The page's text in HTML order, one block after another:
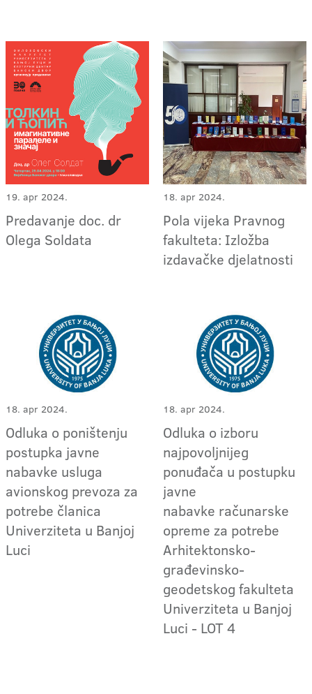
19. apr 2024.
Predavanje doc. dr
Olega Soldata
18. apr 2024.
Pola vijeka Pravnog
fakulteta: Izložba
izdavačke djelatnosti
18. apr 2024.
Odluka o poništenju
postupka javne
nabavke usluga
avionskog prevoza za
potrebe članica
Univerziteta u Banjoj
Luci
18. apr 2024.
Odluka o izboru
najpovoljnijeg
ponuđača u postupku
javne
nabavke računarske
opreme za potrebe
Arhitektonsko-
građevinsko-
geodetskog fakulteta
Univerziteta u Banjoj
Luci - LOT 4